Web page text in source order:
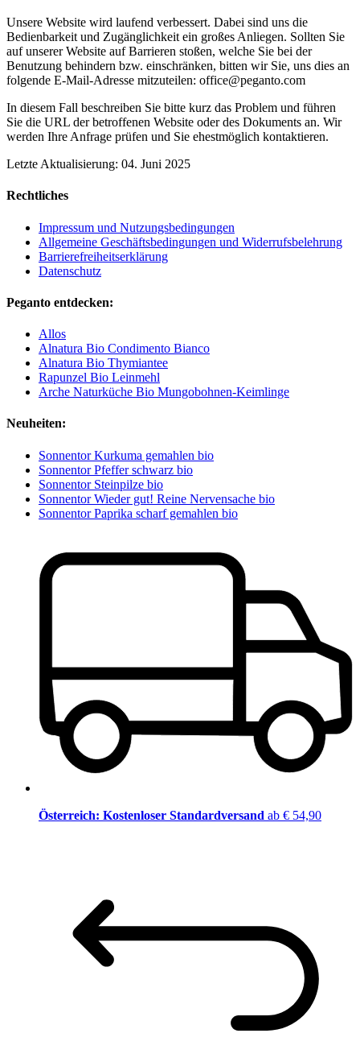
Unsere Website wird laufend verbessert. Dabei sind uns die
Bedienbarkeit und Zugänglichkeit ein großes Anliegen. Sollten Sie
auf unserer Website auf Barrieren stoßen, welche Sie bei der
Benutzung behindern bzw. einschränken, bitten wir Sie, uns dies an
folgende E-Mail-Adresse mitzuteilen: office@peganto.com
In diesem Fall beschreiben Sie bitte kurz das Problem und führen
Sie die URL der betroffenen Website oder des Dokuments an. Wir
werden Ihre Anfrage prüfen und Sie ehestmöglich kontaktieren.
Letzte Aktualisierung: 04. Juni 2025
Rechtliches
Impressum und Nutzungsbedingungen
Allgemeine Geschäftsbedingungen und Widerrufsbelehrung
Barrierefreiheitserklärung
Datenschutz
Peganto entdecken:
Allos
Alnatura Bio Condimento Bianco
Alnatura Bio Thymiantee
Rapunzel Bio Leinmehl
Arche Naturküche Bio Mungobohnen-Keimlinge
Neuheiten:
Sonnentor Kurkuma gemahlen bio
Sonnentor Pfeffer schwarz bio
Sonnentor Steinpilze bio
Sonnentor Wieder gut! Reine Nervensache bio
Sonnentor Paprika scharf gemahlen bio
Österreich: Kostenloser Standardversand ab € 54,90